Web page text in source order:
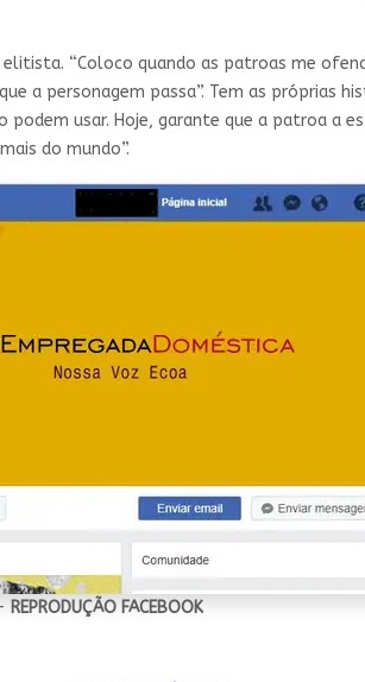
“Coloco quando as patroas me
a personagem passa”. Tem as próprias
usar. Hoje, garante que a patroa a
do mundo”.
REPRODUÇÃO FACEBOOK